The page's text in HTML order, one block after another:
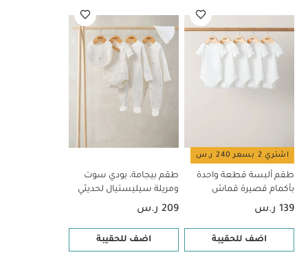
تجفيف على درجة حرارة منخفضة
على درجة حرارة منخفضة
ممنوع التنظيف الجاف
الألوان الداكنة على حدة
قد يعجبك أيضاً:طقم ألبسة قطعة واحدة
بأكمام قصيرة قماش عضوي بلون أبيض - 5 قطع
طقم بيجامة، بودي
سوت ومريلة سيليستيال لحديثي الولادة، 5 قطع
اشتري 2 بسعر 240 ر.س
طقم ألبسة قطعة واحدة
بأكمام قصيرة قماش
عضوي بلون أبيض - 5 قطع
139 ر.س
اضف للحقيبة
طقم بيجامة، بودي سوت
ومريلة سيليستيال لحديثي
الولادة، 5 قطع
209 ر.س
اضف للحقيبة